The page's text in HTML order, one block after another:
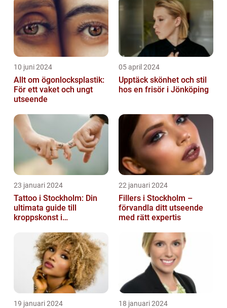
10 juni 2024
Allt om ögonlocksplastik:
För ett vaket och ungt
utseende
05 april 2024
Upptäck skönhet och stil
hos en frisör i Jönköping
23 januari 2024
Tattoo i Stockholm: Din
ultimata guide till
kroppskonst i
22 januari 2024
Fillers i Stockholm –
förvandla ditt utseende
med rätt expertis
19 januari 2024 18 januari 2024